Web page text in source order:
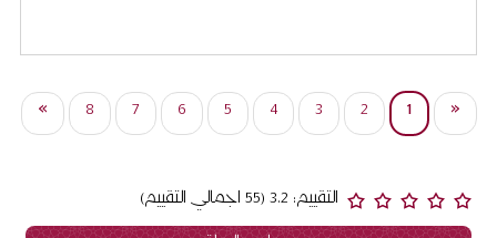
«
1
(current)
2
3
4
5
6
7
8
»
التقييم: 3.2 (55 اجمالي التقييم)